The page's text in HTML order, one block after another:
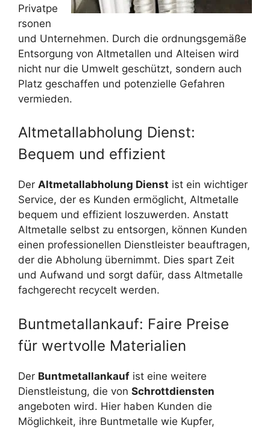
Privatpe
rsonen
und Unternehmen. Durch die ordnungsgemäße
Entsorgung von Altmetallen und Alteisen wird
nicht nur die Umwelt geschützt, sondern auch
Platz geschaffen und potenzielle Gefahren
vermieden.
Altmetallabholung Dienst:
Bequem und effizient
Der Altmetallabholung Dienst ist ein wichtiger
Service, der es Kunden ermöglicht, Altmetalle
bequem und effizient loszuwerden. Anstatt
Altmetalle selbst zu entsorgen, können Kunden
einen professionellen Dienstleister beauftragen,
der die Abholung übernimmt. Dies spart Zeit
und Aufwand und sorgt dafür, dass Altmetalle
fachgerecht recycelt werden.
Buntmetallankauf: Faire Preise
für wertvolle Materialien
Der Buntmetallankauf ist eine weitere
Dienstleistung, die von Schrottdiensten
angeboten wird. Hier haben Kunden die
Möglichkeit, ihre Buntmetalle wie Kupfer,